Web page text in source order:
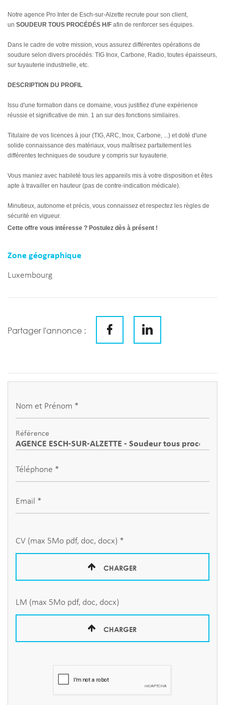
Notre agence Pro Inter de Esch-sur-Alzette recrute pour son client,
un SOUDEUR TOUS PROCÉDÉS H/F afin de renforcer ses équipes.
Dans le cadre de votre mission, vous assurez différentes opérations de
soudure selon divers procédés: TIG Inox, Carbone, Radio, toutes épaisseurs,
sur tuyauterie industrielle, etc.
DESCRIPTION DU PROFIL
Issu d'une formation dans ce domaine, vous justifiez d'une expérience
réussie et significative de min. 1 an sur des fonctions similaires.
Titulaire de vos licences à jour (TIG, ARC, Inox, Carbone, ...) et doté d'une
solide connaissance des matériaux, vous maîtrisez parfaitement les
différentes techniques de soudure y compris sur tuyauterie.
Vous maniez avec habileté tous les appareils mis à votre disposition et êtes
apte à travailler en hauteur (pas de contre-indication médicale).
Minutieux, autonome et précis, vous connaissez et respectez les règles de
sécurité en vigueur.
Cette offre vous intéresse ? Postulez dès à présent !
Zone géographique
Luxembourg
Partager l'annonce :
Nom et Prénom *
Référence
Téléphone *
Email *
CV (max 5Mo pdf, doc, docx) *
CHARGER
LM (max 5Mo pdf, doc, docx)
CHARGER